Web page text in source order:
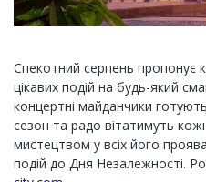
Спекотний серпень пропонує
цікавих подій на будь-який
концертні майданчики
сезон та радо вітатимуть
мистецтвом у всіх його
подій до Дня Незалежності.